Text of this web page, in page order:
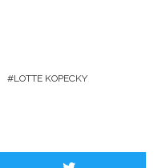
LOTTE KOPECKY